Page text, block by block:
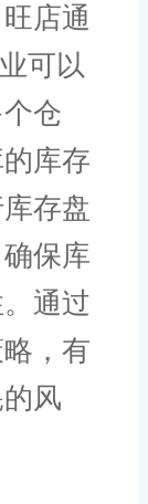
店通
可以
仓
库存
存盘
保库
通过
，有
风